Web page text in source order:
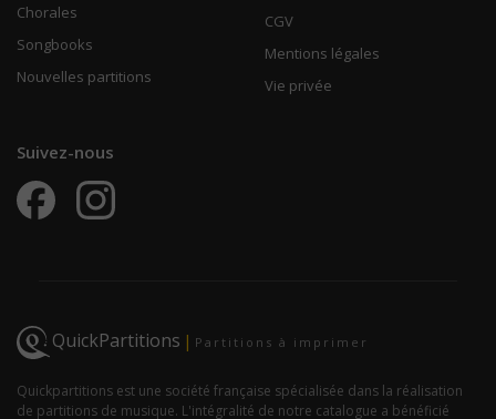
Chorales
Songbooks
Nouvelles partitions
CGV
Mentions légales
Vie privée
Suivez-nous
QuickPartitions | Partitions à imprimer
Quickpartitions est une société française spécialisée dans la réalisation
de partitions de musique. L'intégralité de notre catalogue a bénéficié